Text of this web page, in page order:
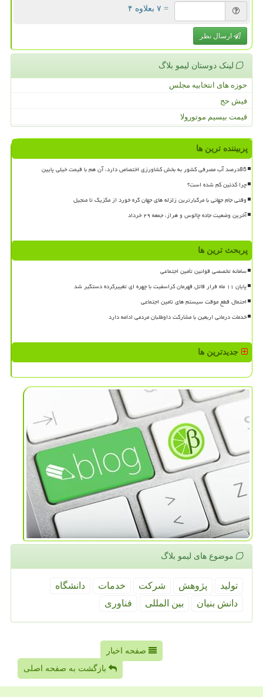
= ۷ بعلاوه ۴
ارسال نظر
لینک دوستان لیمو بلاگ
حوزه های انتخابیه مجلس
فیش حج
قیمت بیسیم موتورولا
پربیننده ترین ها
85درصد آب مصرفی کشور به بخش کشاورزی اختصاص دارد، آن هم با قیمت خیلی پایین
چرا کدئین کم شده است؟
وقتی جام جهانی با مرگبارترین زلزله های جهان گره خورد از مکزیک تا منجیل
آخرین وضعیت جاده چالوس و هراز، جمعه ۲۹ خرداد
پربحث ترین ها
سامانه تخصصی قوانین تأمین اجتماعی
پایان ۱۱ ماه فرار قاتل قهرمان کراسفیت با چهره ای تغییرکرده دستگیر شد
احتمال قطع موقت سیستم های تامین اجتماعی
خدمات درمانی اربعین با مشارکت داوطلبان مردمی ادامه دارد
جدیدترین ها
موضوع های لیمو بلاگ
تولید پژوهش شركت خدمات
دانشگاه
دانش بنیان
بین المللی فناوری
صفحه اخبار
بازگشت به صفحه اصلی